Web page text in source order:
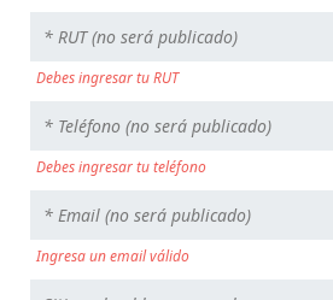
Debes ingresar tu RUT
Debes ingresar tu teléfono
Ingresa un email válido